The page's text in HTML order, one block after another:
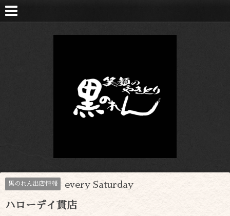
黒のれん出店情報 every Saturday
ハローデイ貫店